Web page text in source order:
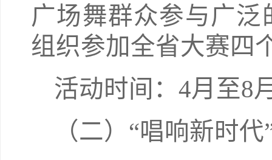
广场舞群众参与广
组织参加全省大赛四
活动时间：4月至8
（二）“唱响新时